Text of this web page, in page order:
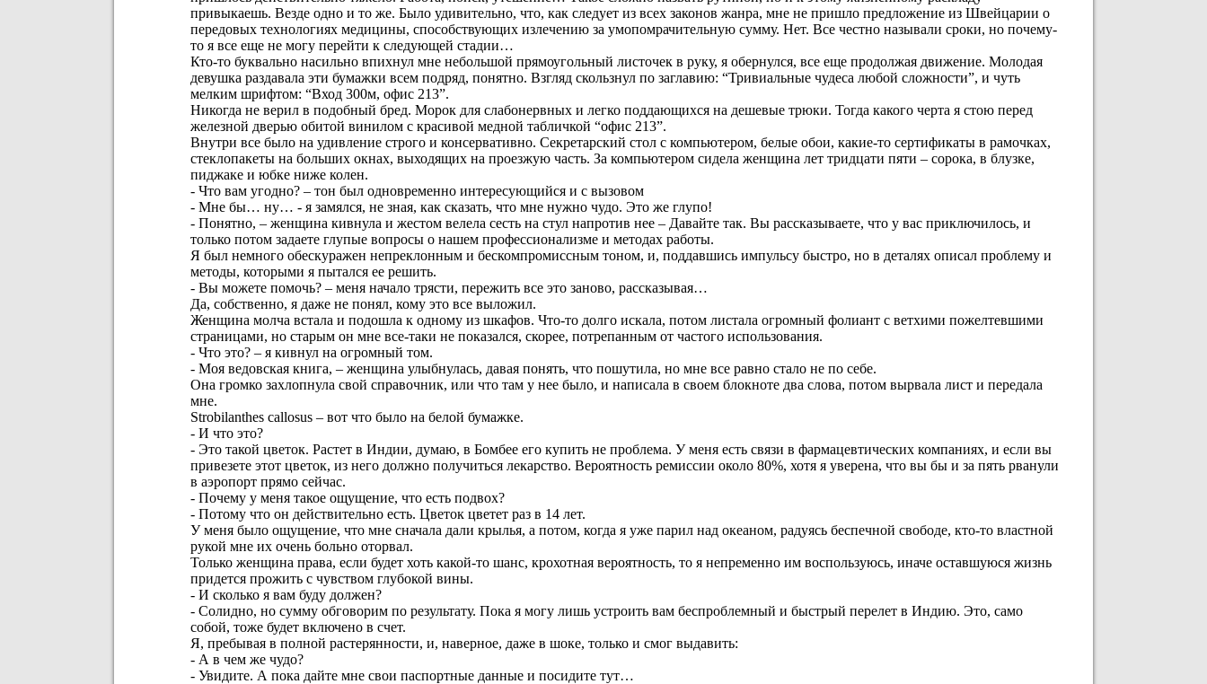
привыкаешь. Везде одно и то же. Было удивительно, что, как следует из всех законов жанра, мне не пришло предложение из Швейцарии о
передовых технологиях медицины, способствующих излечению за умопомрачительную сумму. Нет. Все честно называли сроки, но почему-
то я все еще не могу перейти к следующей стадии…
Кто-то буквально насильно впихнул мне небольшой прямоугольный листочек в руку, я обернулся, все еще продолжая движение. Молодая
девушка раздавала эти бумажки всем подряд, понятно. Взгляд скользнул по заглавию: “Тривиальные чудеса любой сложности”, и чуть
мелким шрифтом: “Вход 300м, офис 213”.
Никогда не верил в подобный бред. Морок для слабонервных и легко поддающихся на дешевые трюки. Тогда какого черта я стою перед
железной дверью обитой винилом с красивой медной табличкой “офис 213”.
Внутри все было на удивление строго и консервативно. Секретарский стол с компьютером, белые обои, какие-то сертификаты в рамочках,
стеклопакеты на больших окнах, выходящих на проезжую часть. За компьютером сидела женщина лет тридцати пяти – сорока, в блузке,
пиджаке и юбке ниже колен.
- Что вам угодно? – тон был одновременно интересующийся и с вызовом
- Мне бы… ну… - я замялся, не зная, как сказать, что мне нужно чудо. Это же глупо!
- Понятно, – женщина кивнула и жестом велела сесть на стул напротив нее – Давайте так. Вы рассказываете, что у вас приключилось, и
только потом задаете глупые вопросы о нашем профессионализме и методах работы.
Я был немного обескуражен непреклонным и бескомпромиссным тоном, и, поддавшись импульсу быстро, но в деталях описал проблему и
методы, которыми я пытался ее решить.
- Вы можете помочь? – меня начало трясти, пережить все это заново, рассказывая…
Да, собственно, я даже не понял, кому это все выложил.
Женщина молча встала и подошла к одному из шкафов. Что-то долго искала, потом листала огромный фолиант с ветхими пожелтевшими
страницами, но старым он мне все-таки не показался, скорее, потрепанным от частого использования.
- Что это? – я кивнул на огромный том.
- Моя ведовская книга, – женщина улыбнулась, давая понять, что пошутила, но мне все равно стало не по себе.
Она громко захлопнула свой справочник, или что там у нее было, и написала в своем блокноте два слова, потом вырвала лист и передала
мне.
Strobilanthes callosus – вот что было на белой бумажке.
- И что это?
- Это такой цветок. Растет в Индии, думаю, в Бомбее его купить не проблема. У меня есть связи в фармацевтических компаниях, и если вы
привезете этот цветок, из него должно получиться лекарство. Вероятность ремиссии около 80%, хотя я уверена, что вы бы и за пять рванули
в аэропорт прямо сейчас.
- Почему у меня такое ощущение, что есть подвох?
- Потому что он действительно есть. Цветок цветет раз в 14 лет.
У меня было ощущение, что мне сначала дали крылья, а потом, когда я уже парил над океаном, радуясь беспечной свободе, кто-то властной
рукой мне их очень больно оторвал.
Только женщина права, если будет хоть какой-то шанс, крохотная вероятность, то я непременно им воспользуюсь, иначе оставшуюся жизнь
придется прожить с чувством глубокой вины.
- И сколько я вам буду должен?
- Солидно, но сумму обговорим по результату. Пока я могу лишь устроить вам беспроблемный и быстрый перелет в Индию. Это, само
собой, тоже будет включено в счет.
Я, пребывая в полной растерянности, и, наверное, даже в шоке, только и смог выдавить:
- А в чем же чудо?
- Увидите. А пока дайте мне свои паспортные данные и посидите тут…